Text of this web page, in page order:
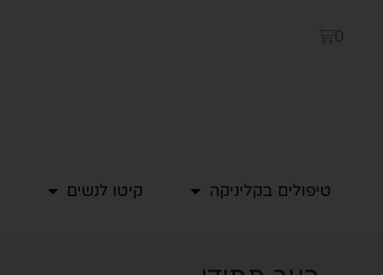
0
טיפולים בקליניקה קיטו לנשים